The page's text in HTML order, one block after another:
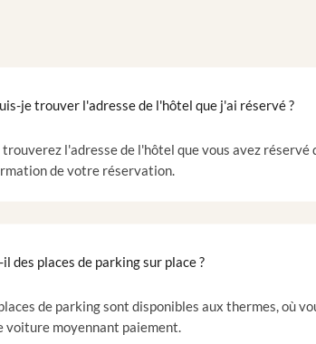
je trouver l'adresse de l'hôtel que j'ai réservé ?
trouverez l'adresse de l'hôtel que vous avez réservé
de votre réservation.
des places de parking sur place ?
de parking sont disponibles aux thermes, où
voiture moyennant paiement.